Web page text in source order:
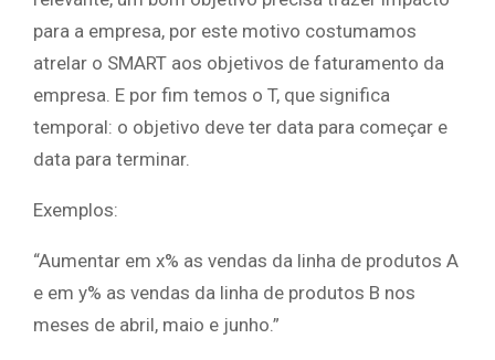
para a empresa, por este motivo costumamos
atrelar o SMART aos objetivos de faturamento da
empresa. E por fim temos o T, que significa
temporal: o objetivo deve ter data para começar e
data para terminar.
Exemplos:
“Aumentar em x% as vendas da linha de produtos A
e em y% as vendas da linha de produtos B nos
meses de abril, maio e junho.”